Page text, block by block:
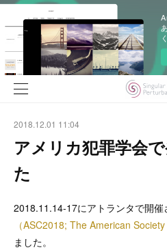
2018.12.01 11:04
アメリカ犯罪学会
た
2018.11.14-17にアトランタで開催
（ASC2018; The American Society
ました。